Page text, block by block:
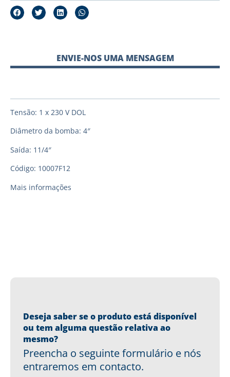
ENVIE-NOS UMA MENSAGEM
Tensão: 1 x 230 V DOL
Diâmetro da bomba: 4″
Saída: 11/4″
Código: 10007F12
Mais informações
Deseja saber se o produto está disponível
ou tem alguma questão relativa ao
mesmo?
Preencha o seguinte formulário e nós
entraremos em contacto.